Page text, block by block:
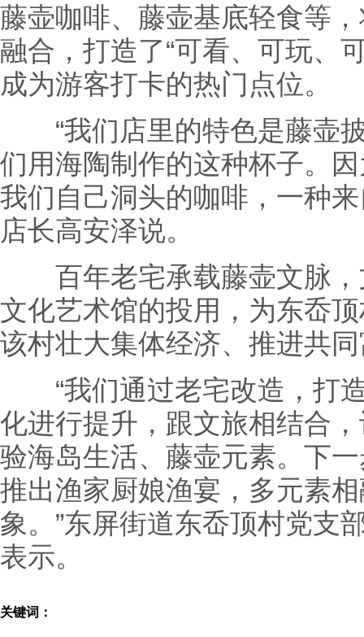
藤壶咖啡、藤壶基底轻食等
融合，打造了“可看、可玩、
成为游客打卡的热门点位。
“我们店里的特色是藤壶
们用海陶制作的这种杯子。
我们自己洞头的咖啡，一种
店长高安泽说。
百年老宅承载藤壶文脉，
文化艺术馆的投用，为东岙
该村壮大集体经济、推进共
“我们通过老宅改造，打
化进行提升，跟文旅相结合
验海岛生活、藤壶元素。下
推出渔家厨娘渔宴，多元素
象。”东屏街道东岙顶村党支
表示。
关键词：